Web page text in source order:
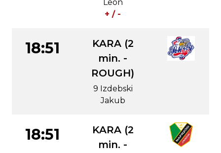
Leon
+ / -
18:51
KARA (2
min. -
ROUGH)
9 Izdebski
Jakub
18:51
KARA (2
min. -